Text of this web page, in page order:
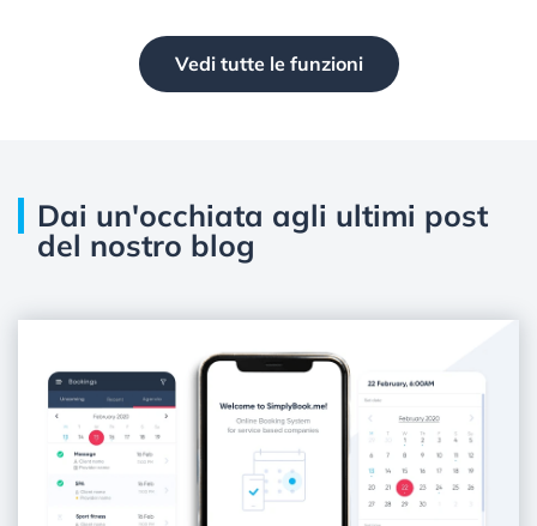
Vedi tutte le funzioni
Dai un'occhiata agli ultimi post
del nostro blog